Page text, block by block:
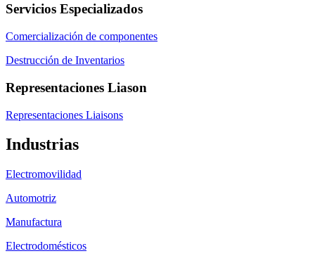
Servicios Especializados
Comercialización de componentes
Destrucción de Inventarios
Representaciones Liason
Representaciones Liaisons
Industrias
Electromovilidad
Automotriz
Manufactura
Electrodomésticos